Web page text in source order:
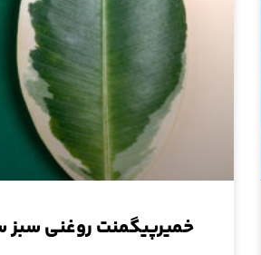
خمیرپیگمنت روغنی سبز